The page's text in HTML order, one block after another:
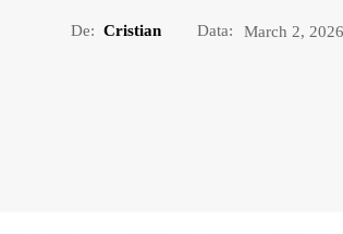
De: Cristian Data: March 2, 2026